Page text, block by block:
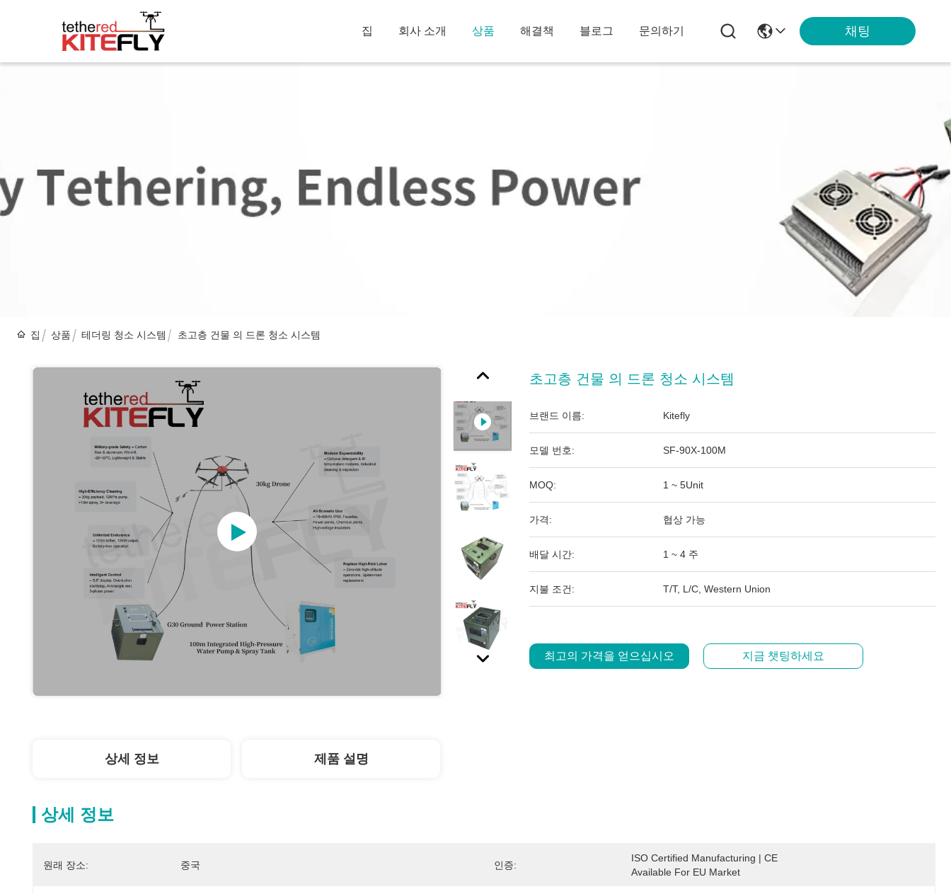
집 회사 소개 상품 해결책 블로그 문의하기 채팅
집 상품 테더링 청소 시스템 초고층 건물 의 드론 청소 시스템
초고층 건물 의 드론 청소 시스템
브랜드 이름: Kitefly
모델 번호: SF-90X-100M
MOQ: 1 ~ 5Unit
가격: 협상 가능
배달 시간: 1 ~ 4 주
지불 조건: T/T, L/C, Western Union
최고의 가격을 얻으십시오 지금 챗팅하세요
상세 정보 제품 설명
상세 정보
원래 장소: 중국 인증:
ISO Certified Manufacturing | CE
Available For EU Market